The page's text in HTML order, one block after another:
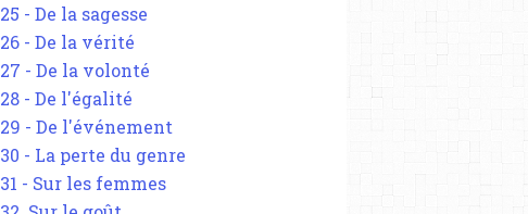
25 - De la sagesse
26 - De la vérité
27 - De la volonté
28 - De l'égalité
29 - De l'événement
30 - La perte du genre
31 - Sur les femmes